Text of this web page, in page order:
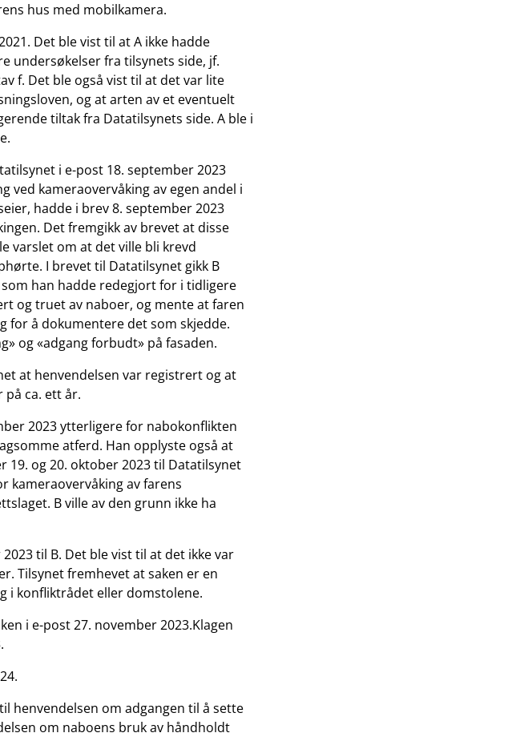
hus med mobilkamera.
Det ble vist til at A ikke hadde
undersøkelser fra tilsynets side, jf.
f. Det ble også vist til at det var lite
og at arten av et eventuelt
tiltak fra Datatilsynets side. A ble i
i e-post 18. september 2023
ved kameraovervåking av egen andel i
hadde i brev 8. september 2023
Det fremgikk av brevet at disse
varslet om at det ville bli krevd
I brevet til Datatilsynet gikk B
han hadde redegjort for i tidligere
og truet av naboer, og mente at faren
for å dokumentere det som skjedde.
og «adgang forbudt» på fasaden.
at henvendelsen var registrert og at
ca. ett år.
2023 ytterligere for nabokonflikten
atferd. Han opplyste også at
19. og 20. oktober 2023 til Datatilsynet
kameraovervåking av farens
B ville av den grunn ikke ha
til B. Det ble vist til at det ikke var
Tilsynet fremhevet at saken er en
i konfliktrådet eller domstolene.
i e-post 27. november 2023.Klagen
henvendelsen om adgangen til å sette
om naboens bruk av håndholdt